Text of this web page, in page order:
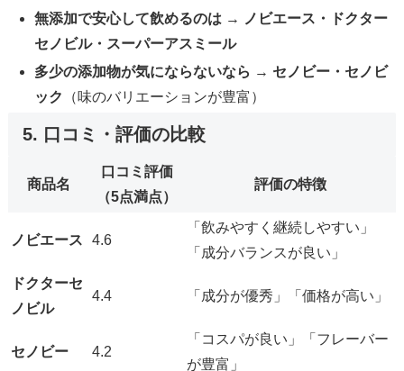
無添加で安心して飲めるのは →
ノビエース・ドクター
セノビル・スーパーアスミール
多少の添加物が気にならないなら → セノビー・セノビ
ック
（味のバリエーションが豊富）
5. 口コミ・評価の比較
商品名
口コミ評価
（5点満点）
評価の特徴
ノビエース 4.6
「飲みやすく継続しやすい」
「成分バランスが良い」
ドクターセ
ノビル
4.4 「成分が優秀」「価格が高い」
セノビー 4.2
「コスパが良い」「フレーバー
が豊富」